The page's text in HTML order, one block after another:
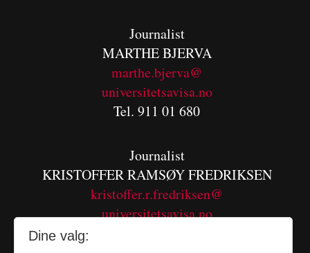
Journalist
MARTHE BJERVA
marthe.bjerva@
universitetsavisa.no
Tel. 911 01 680
Journalist
KRISTOFFER RAMSØY FREDRIKSEN
kristoffer.r.fredriksen@
universitetsavisa.no
Dine valg: